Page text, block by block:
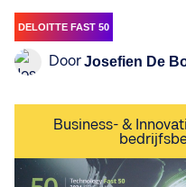
DELOITTE FAST 50
DoorJosefien De
Business- &